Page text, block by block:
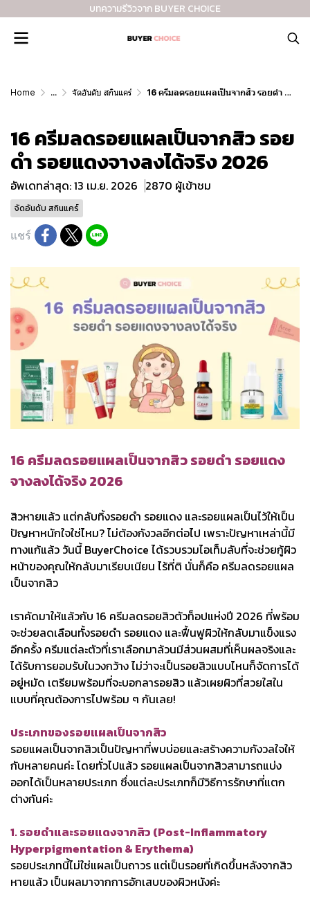
บทความรีวิวจาก BUYER CHOICE
Home ... จัดอันดับ สกินแคร์ 16 ครีมลดรอยแผลเป็นจากสิว รอยดำ รอยแดงจางลงได้จริง 2026
16 ครีมลดรอยแผลเป็นจากสิว รอย
ดำ รอยแดงจางลงได้จริง 2026
อัพเดทล่าสุด: 13 เม.ย. 2026 2870 ผู้เข้าชม
จัดอันดับ สกินแคร์
แชร์
16 ครีมลดรอยแผลเป็นจากสิว รอยดำ รอยแดง
จางลงได้จริง 2026
สิวหายแล้ว แต่กลับทิ้งรอยดำ รอยแดง และรอยแผลเป็นไว้ให้เป็น
ปัญหาหนักใจใช่ไหม? ไม่ต้องกังวลอีกต่อไป เพราะปัญหาเหล่านี้มี
ทางแก้แล้ว วันนี้ BuyerChoice ได้รวบรวมไอเท็มลับที่จะช่วยกู้ผิว
หน้าของคุณให้กลับมาเรียบเนียน ไร้ที่ติ นั่นก็คือ ครีมลดรอยแผล
เป็นจากสิว
เราคัดมาให้แล้วกับ 16 ครีมลดรอยสิวตัวท็อปแห่งปี 2026 ที่พร้อม
จะช่วยลดเลือนทั้งรอยดำ รอยแดง และฟื้นฟูผิวให้กลับมาแข็งแรง
อีกครั้ง ครีมแต่ละตัวที่เราเลือกมาล้วนมีส่วนผสมที่เห็นผลจริงและ
ได้รับการยอมรับในวงกว้าง ไม่ว่าจะเป็นรอยสิวแบบไหนก็จัดการได้
อยู่หมัด เตรียมพร้อมที่จะบอกลารอยสิว แล้วเผยผิวที่สวยใสใน
แบบที่คุณต้องการไปพร้อม ๆ กันเลย!
ประเภทของรอยแผลเป็นจากสิว
รอยแผลเป็นจากสิวเป็นปัญหาที่พบบ่อยและสร้างความกังวลใจให้
กับหลายคนค่ะ โดยทั่วไปแล้ว รอยแผลเป็นจากสิวสามารถแบ่ง
ออกได้เป็นหลายประเภท ซึ่งแต่ละประเภทก็มีวิธีการรักษาที่แตก
ต่างกันค่ะ
1. รอยดำและรอยแดงจากสิว (Post-Inflammatory
Hyperpigmentation & Erythema)
รอยประเภทนี้ไม่ใช่แผลเป็นถาวร แต่เป็นรอยที่เกิดขึ้นหลังจากสิว
หายแล้ว เป็นผลมาจากการอักเสบของผิวหนังค่ะ